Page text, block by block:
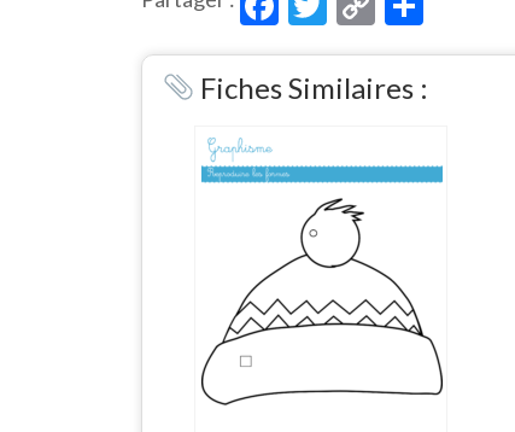
Link
Fiches Similaires :